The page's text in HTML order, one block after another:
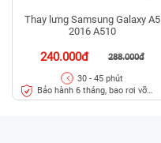
Thay lưng Samsung Galaxy A5
2016 A510
240.000đ 288.000đ
30 - 45 phút
Bảo hành 6 tháng, bao rơi vỡ
kính lưng